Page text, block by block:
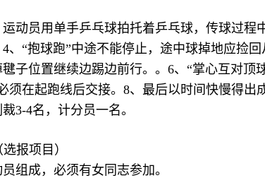
动员用单手乒乓球拍托着乒乓球，传球过程
、“抱球跑”中途不能停止，途中球掉地应捡
子位置继续边踢边前行。。6、“掌心互对顶
须在起跑线后交接。8、最后以时间快慢得出
3-4名，计分员一名。
报项目）
组成，必须有女同志参加。